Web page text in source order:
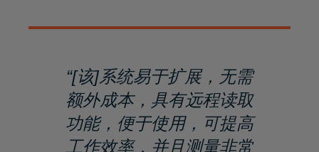
“[该]系统易于扩展，无需
额外成本，具有远程读取
功能，便于使用，可提高
工作效率，并且测量非常